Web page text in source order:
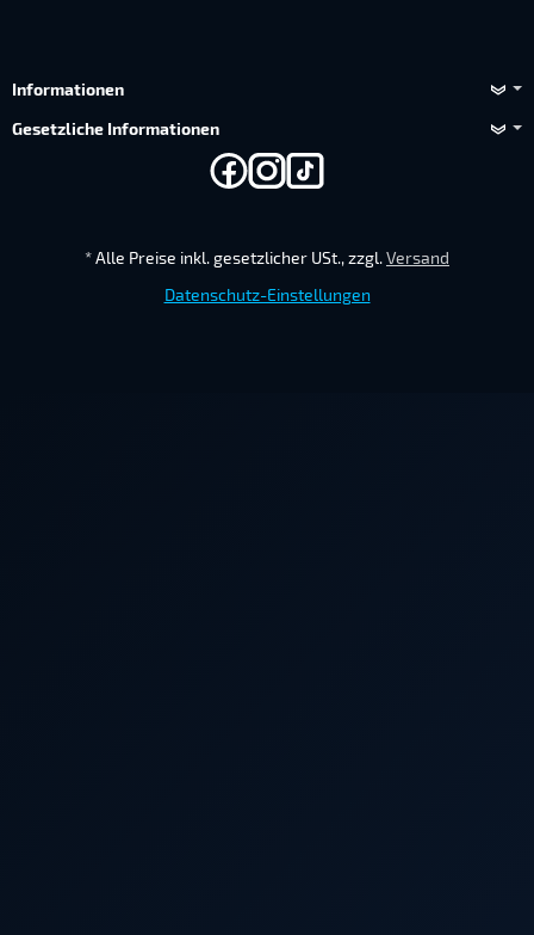
Informationen
Gesetzliche Informationen
*Alle Preise inkl. gesetzlicher USt., zzgl.Versand
Datenschutz-Einstellungen